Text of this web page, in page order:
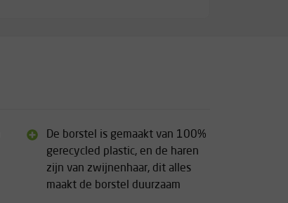
De borstel is gemaakt van 100%
gerecycled plastic, en de haren
zijn van zwijnenhaar, dit alles
maakt de borstel duurzaam